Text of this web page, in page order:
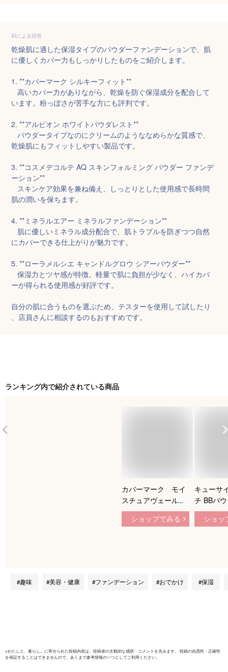
AIによる回答
乾燥肌に適した保湿タイプのパウダーファンデーションで、肌
に優しくカバー力もしっかりしたものをご紹介します。
1. **カバーマーク シルキーフィット**
   高いカバー力がありながら、乾燥を防ぐ保湿成分を配合して
います。粉っぽさが苦手な方にも評判です。
2. **アルビオン ホワイトパウダレスト**
   パウダータイプなのにクリームのようななめらかな質感で、
乾燥肌にもフィットしやすい製品です。
3. **コスメデコルテ AQ スキンフォルミング パウダー ファンデ
ーション**
肌の潤いを保ちます。
4. **ミネラルエアー ミネラルファンデーション**
にカバーできる仕上がりが魅力です。
5. **ローラメルシエ キャンドルグロウ シアーパウダー**
   保湿力とツヤ感が特徴。軽量で肌に負担が少なく、ハイカバ
ーが得られる使用感が好評です。
自分の肌に合うものを選ぶため、テスターを使用して試したり
、店員さんに相談するのもおすすめです。
ランキング内で紹介されている商品
カバーマーク モイ
スチュアヴェールLX
全5色：MN10 MN20
MN30 MN40
COVERMARK(cover
ショップでみる
キューサ
チ BBパ
ンデーシ
フィル（
イス パ
ショッ
趣味 美容・健康 ファンデーション おでかけ 保湿
※わたしと、暮らし。 に寄せられた投稿内容は、投稿者の主観的な感想・コメントを含みます。 投稿の信憑性・正確性
を保証することはできませんので、あくまで参考情報の一つとしてご利用ください。